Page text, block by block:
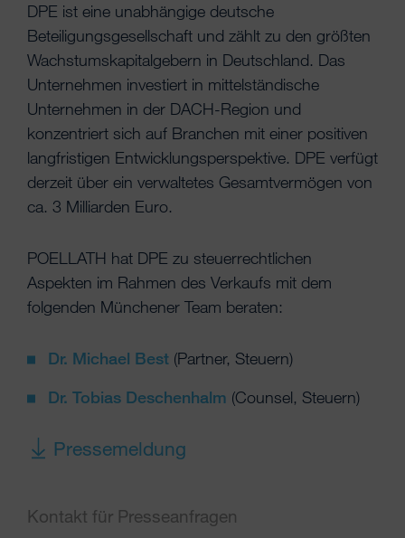
DPE ist eine unabhängige deutsche
Beteiligungsgesellschaft und zählt zu den größten
Wachstumskapitalgebern in Deutschland. Das
Unternehmen investiert in mittelständische
Unternehmen in der DACH-Region und
konzentriert sich auf Branchen mit einer positiven
langfristigen Entwicklungsperspektive. DPE verfügt
derzeit über ein verwaltetes Gesamtvermögen von
ca. 3 Milliarden Euro.
POELLATH hat DPE zu steuerrechtlichen
Aspekten im Rahmen des Verkaufs mit dem
folgenden Münchener Team beraten:
Dr. Michael Best (Partner, Steuern)
Dr. Tobias Deschenhalm (Counsel, Steuern)
Pressemeldung
Kontakt für Presseanfragen